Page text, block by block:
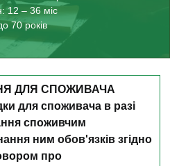
12 – 36 міс
70 років
ДЛЯ СПОЖИВАЧА
для споживача в разі
споживчим
ним обов'язків згідно
про